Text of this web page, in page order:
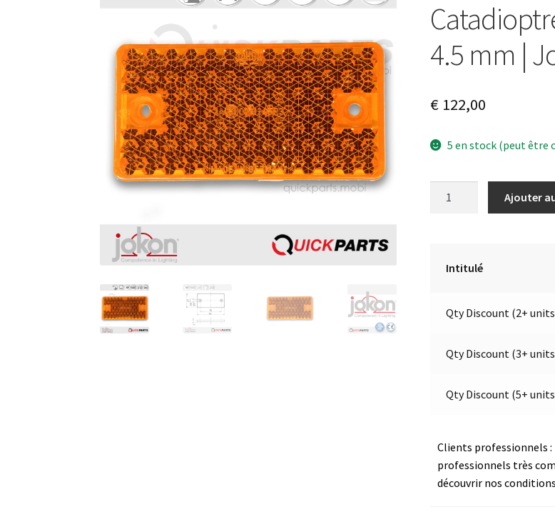
4.5 mm |
€122,00
5 en stock (peut être
trous
Jokon
Ajouter
Intitulé
Qty Discount (2+
Qty Discount (3+
Qty Discount (5+
Clients professionnels :
professionnels très
découvrir nos